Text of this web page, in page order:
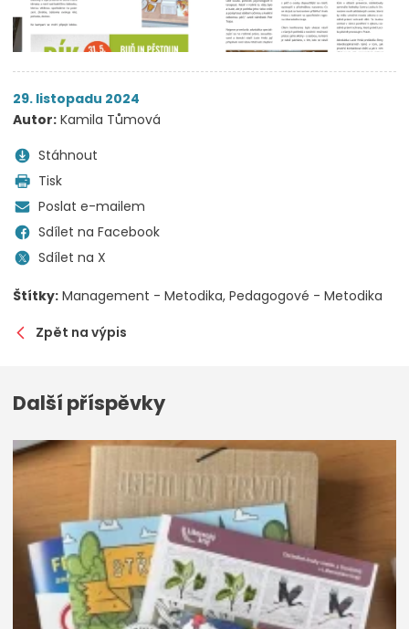
29. listopadu 2024
Autor: Kamila Tůmová
Stáhnout
Tisk
Poslat e-mailem
Sdílet na Facebook
Sdílet na X
Štítky: Management - Metodika Pedagogové - Metodika
Zpět na výpis
Další příspěvky